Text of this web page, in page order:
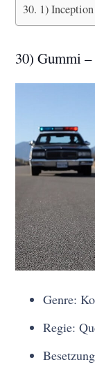
1)
30) Gummi
Genre:
Regie: